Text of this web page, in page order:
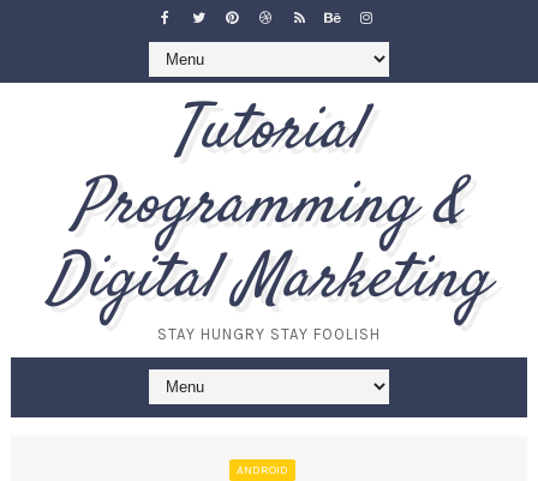
Tutorial
Programming &
Digital Marketing
STAY HUNGRY STAY FOOLISH
ANDROID